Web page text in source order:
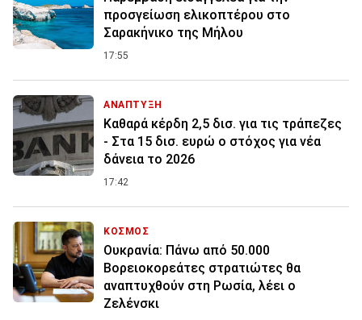
προσγείωση ελικοπτέρου στο
Σαρακήνικο της Μήλου
17:55
ΑΝΑΠΤΥΞΗ
Καθαρά κέρδη 2,5 δισ. για τις τράπεζες
- Στα 15 δισ. ευρώ ο στόχος για νέα
δάνεια το 2026
17:42
ΚΟΣΜΟΣ
Ουκρανία: Πάνω από 50.000
Βορειοκορεάτες στρατιώτες θα
αναπτυχθούν στη Ρωσία, λέει ο
Ζελένσκι